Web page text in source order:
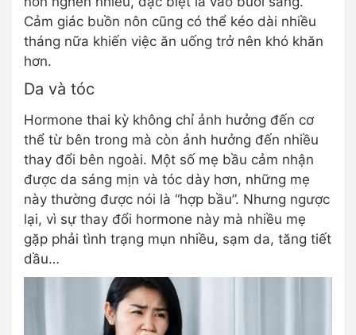
Cảm giác buồn nôn cũng có thể kéo dài nhiều
tháng nữa khiến việc ăn uống trở nên khó khăn
hơn.
Da và tóc
Hormone thai kỳ không chỉ ảnh hưởng đến cơ
thể từ bên trong mà còn ảnh hưởng đến nhiều
thay đổi bên ngoài. Một số mẹ bầu cảm nhận
được da sáng mịn và tóc dày hơn, những mẹ
này thường được nói là “hợp bầu”. Nhưng ngược
lại, vì sự thay đổi hormone này mà nhiều mẹ
gặp phải tình trạng mụn nhiều, sạm da, tăng tiết
dầu…